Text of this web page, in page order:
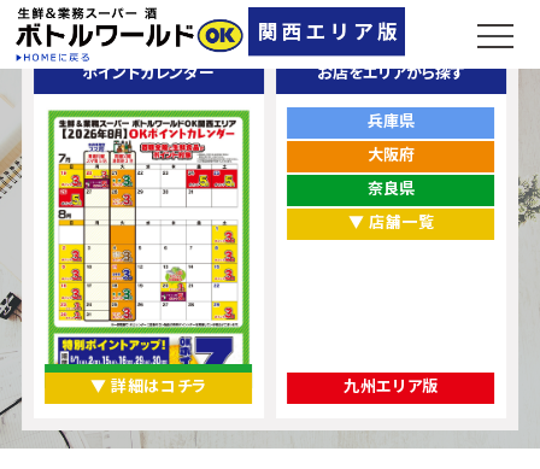
ポイントカレンダー
▼ 詳細はコチラ
お店をエリアから探す
兵庫県
大阪府
奈良県
▼ 店舗一覧
九州エリア版